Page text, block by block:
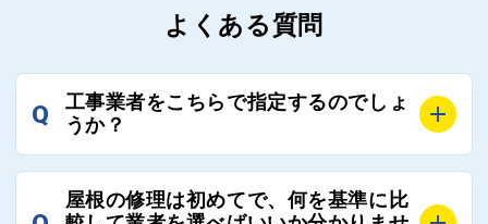
よくある質問
Q
工事業者をこちらで指定するのでしょ
うか？
お客様のご要望をお聞きし、条件に合った工事業者を
最大3社まで選定し、ご紹介いたします。
屋根の修理は初めてで、何を基準に比